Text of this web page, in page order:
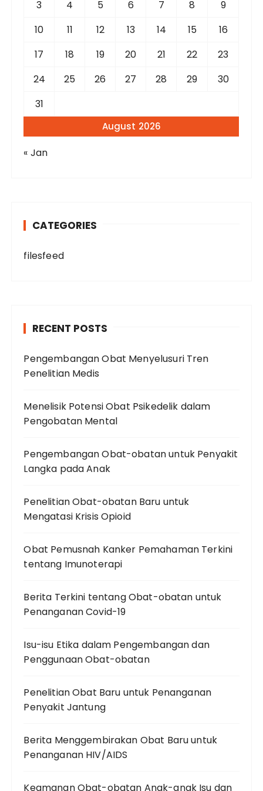
August 2026
3
4 5 6 7 8
9
10
11 12 13 14 15
16
17
18 19 20 21 22
23
24
25 26 27 28 29
30
31
« Jan
CATEGORIES
filesfeed
RECENT POSTS
Pengembangan Obat Menyelusuri Tren
Penelitian Medis
Menelisik Potensi Obat Psikedelik dalam
Pengobatan Mental
Pengembangan Obat-obatan untuk Penyakit
Langka pada Anak
Penelitian Obat-obatan Baru untuk
Mengatasi Krisis Opioid
Obat Pemusnah Kanker Pemahaman Terkini
tentang Imunoterapi
Berita Terkini tentang Obat-obatan untuk
Penanganan Covid-19
Isu-isu Etika dalam Pengembangan dan
Penggunaan Obat-obatan
Penelitian Obat Baru untuk Penanganan
Penyakit Jantung
Berita Menggembirakan Obat Baru untuk
Penanganan HIV/AIDS
Keamanan Obat-obatan Anak-anak Isu dan